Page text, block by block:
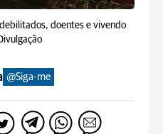
doentes e vivendo
@Siga-me